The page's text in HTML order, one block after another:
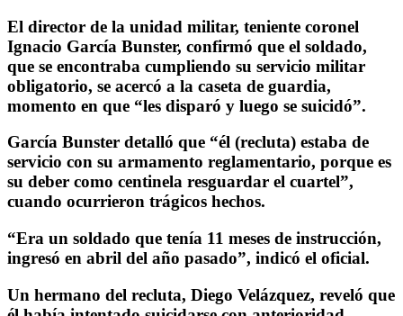
El director de la unidad militar, teniente coronel
Ignacio García Bunster, confirmó que el soldado,
que se encontraba cumpliendo su servicio militar
obligatorio, se acercó a la caseta de guardia,
momento en que “les disparó y luego se suicidó”.
García Bunster detalló que “él (recluta) estaba de
servicio con su armamento reglamentario, porque es
su deber como centinela resguardar el cuartel”,
cuando ocurrieron trágicos hechos.
“Era un soldado que tenía 11 meses de instrucción,
ingresó en abril del año pasado”, indicó el oficial.
Un hermano del recluta, Diego Velázquez, reveló que